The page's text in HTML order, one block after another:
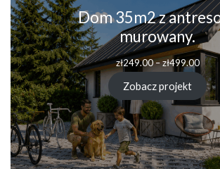
Dom 35m2 z
murowany.
zł249.00–zł499.00
Zobacz projekt